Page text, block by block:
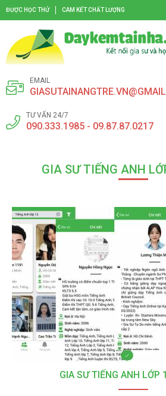
ĐƯỢC HỌC THỬ CAM KẾT CHẤT LƯỢNG
EMAIL
TƯ VẤN 24/7
090.333.1985 - 09.87.87.0217
GIA SƯ TIẾNG ANH
GIA SƯ TIẾNG ANH LỚP